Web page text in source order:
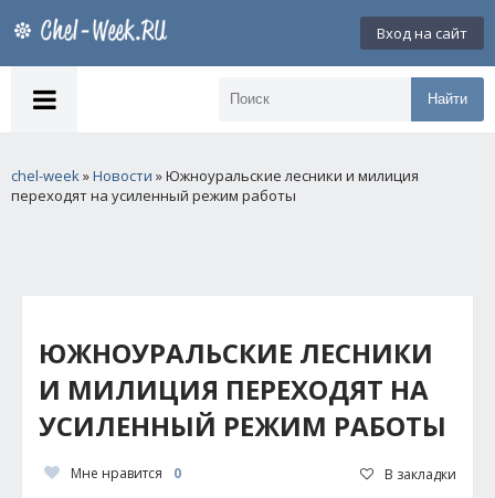
Вход на сайт
Найти
chel-week»Новости » Южноуральские лесники и милиция
переходят на усиленный режим работы
ЮЖНОУРАЛЬСКИЕ ЛЕСНИКИ
И МИЛИЦИЯ ПЕРЕХОДЯТ НА
УСИЛЕННЫЙ РЕЖИМ РАБОТЫ
Мне нравится 0 В закладки